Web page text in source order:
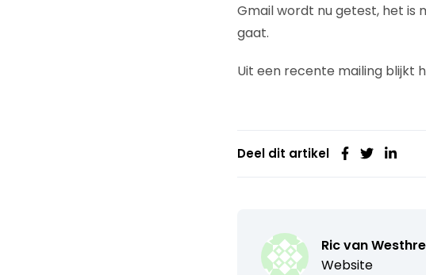
Gmail wordt nu getest, het is
gaat.
Uit een recente mailing blijkt
Deel dit artikel
Ric van
Website